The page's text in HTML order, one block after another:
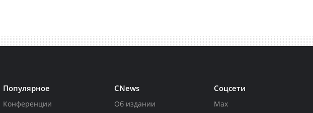
Популярное
Конференции
CNews
Об издании
Соцсети
Max